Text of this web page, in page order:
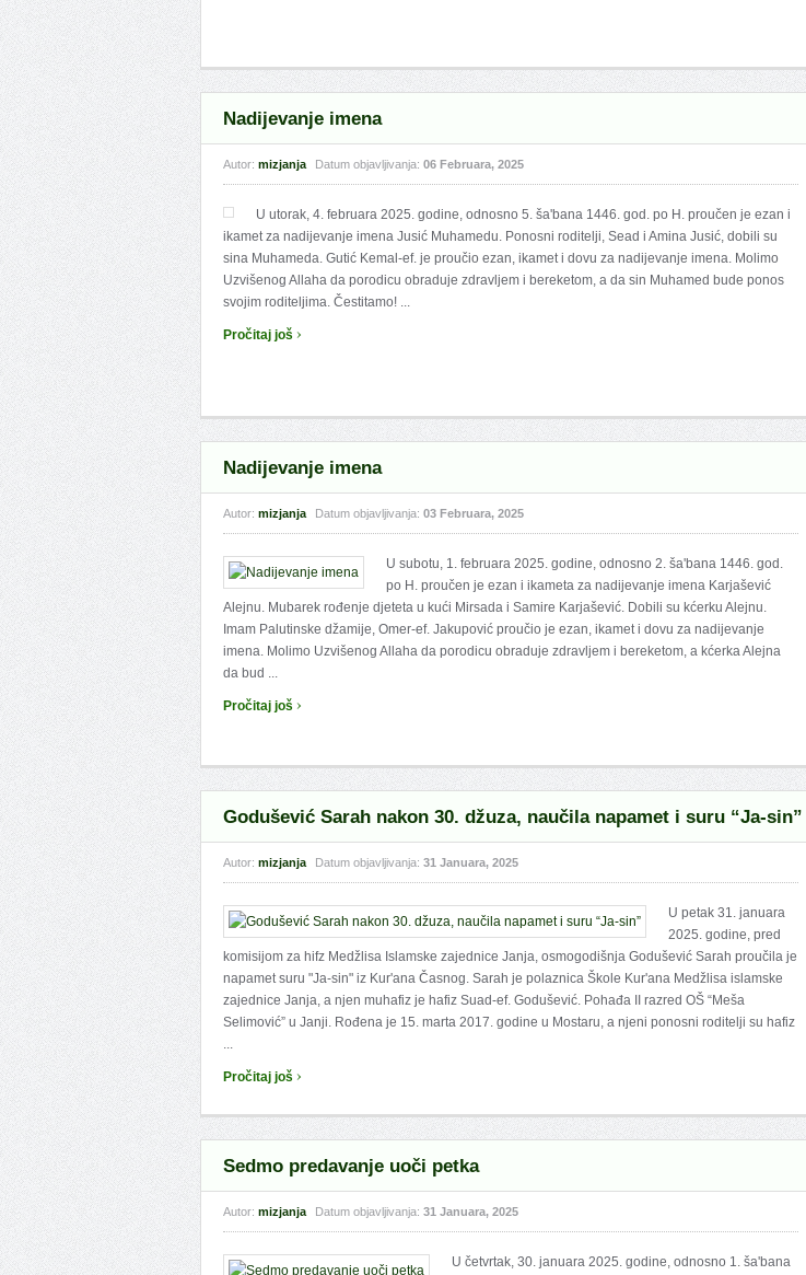
Nadijevanje imena
Autor: mizjanja Datum objavljivanja: 06 Februara, 2025
U utorak, 4. februara 2025. godine, odnosno 5. ša'bana 1446. god. po H. proučen je ezan i
ikamet za nadijevanje imena Jusić Muhamedu. Ponosni roditelji, Sead i Amina Jusić, dobili su
sina Muhameda. Gutić Kemal-ef. je proučio ezan, ikamet i dovu za nadijevanje imena. Molimo
Uzvišenog Allaha da porodicu obraduje zdravljem i bereketom, a da sin Muhamed bude ponos
svojim roditeljima. Čestitamo! ...
Pročitaj još ›
Nadijevanje imena
Autor: mizjanja Datum objavljivanja: 03 Februara, 2025
U subotu, 1. februara 2025. godine, odnosno 2. ša'bana 1446. god.
po H. proučen je ezan i ikameta za nadijevanje imena Karjašević
Alejnu. Mubarek rođenje djeteta u kući Mirsada i Samire Karjašević. Dobili su kćerku Alejnu.
Imam Palutinske džamije, Omer-ef. Jakupović proučio je ezan, ikamet i dovu za nadijevanje
imena. Molimo Uzvišenog Allaha da porodicu obraduje zdravljem i bereketom, a kćerka Alejna
da bud ...
Pročitaj još ›
Godušević Sarah nakon 30. džuza, naučila napamet i suru “Ja-sin”
Autor: mizjanja Datum objavljivanja: 31 Januara, 2025
U petak 31. januara
2025. godine, pred
komisijom za hifz Medžlisa Islamske zajednice Janja, osmogodišnja Godušević Sarah proučila je
napamet suru "Ja-sin" iz Kur'ana Časnog. Sarah je polaznica Škole Kur'ana Medžlisa islamske
zajednice Janja, a njen muhafiz je hafiz Suad-ef. Godušević. Pohađa II razred OŠ “Meša
Selimović” u Janji. Rođena je 15. marta 2017. godine u Mostaru, a njeni ponosni roditelji su hafiz
...
Pročitaj još ›
Sedmo predavanje uoči petka
Autor: mizjanja Datum objavljivanja: 31 Januara, 2025
U četvrtak, 30. januara 2025. godine, odnosno 1. ša'bana